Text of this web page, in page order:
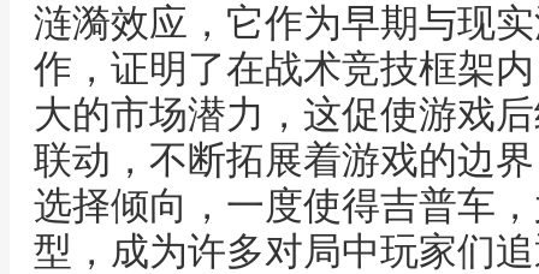
涟漪效应，它作为早期与现
作，证明了在战术竞技框架
大的市场潜力，这促使游戏
联动，不断拓展着游戏的边
选择倾向，一度使得吉普车
型，成为许多对局中玩家们